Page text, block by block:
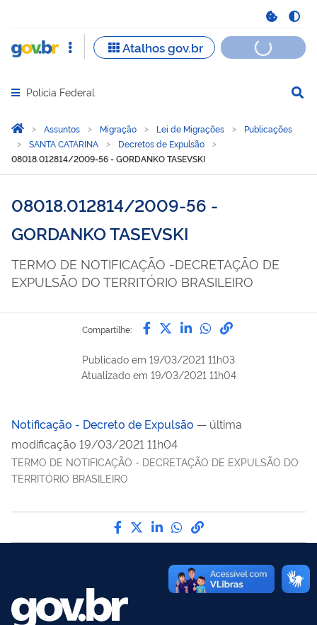
Abrir menu principal de navegação
Polícia Federal
Você está aqui:
Página Inicial
Assuntos Migração Lei de Migrações
Publicações
SANTA CATARINA
Decretos de Expulsão
08018.012814/2009-56 - GORDANKO TASEVSKI
08018.012814/2009-56 -
GORDANKO TASEVSKI
TERMO DE NOTIFICAÇÃO -DECRETAÇÃO DE
EXPULSÃO DO TERRITÓRIO BRASILEIRO
Compartilhe: Compartilhe por Facebook
Compartilhe por Twitter
Compartilhe por
Compartilhe
link para
Publicado em 19/03/2021 11h03
Atualizado em 19/03/2021 11h04
Notificação - Decreto de Expulsão — última
modificação 19/03/2021 11h04
TERMO DE NOTIFICAÇÃO - DECRETAÇÃO DE EXPULSÃO DO
TERRITÓRIO BRASILEIRO
Compartilhe por Facebook
Compartilhe por Twitter
Compartilhe por
Compartilhe por
link para Copiar